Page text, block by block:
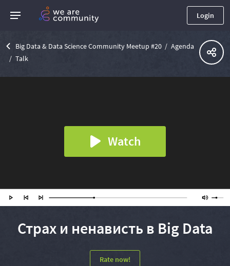
Login
Big Data & Data Science Community Meetup #20
Agenda
Talk
Watch
Страх и ненависть в Big Data
Rate now!